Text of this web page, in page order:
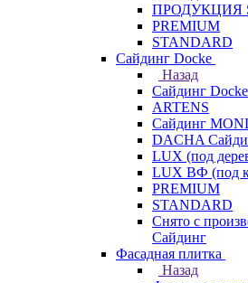
ПРОДУКЦИЯ
PREMIUM
STANDARD
Сайдинг Docke
Назад
Сайдинг Docke
ARTENS
Cайдинг
DACHA
LUX (под
LUX ВФ (под
PREMIUM
STANDARD
Снято с
Сайдинг
Фасадная плитка
Назад